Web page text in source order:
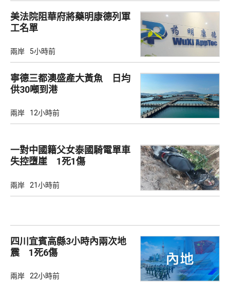
美法院阻華府將藥明康德列軍
工名單
兩岸 5小時前
寧德三都澳盛產大黃魚 日均
供30噸到港
兩岸 12小時前
一對中國籍父女泰國騎電單車
失控墮崖 1死1傷
兩岸 21小時前
四川宜賓高縣3小時內兩次地
震 1死6傷
兩岸 22小時前